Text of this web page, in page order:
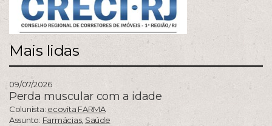
Mais lidas
09/07/2026
Perda muscular com a idade
Colunista: ecovita FARMA
Assunto: Farmácias, Saúde